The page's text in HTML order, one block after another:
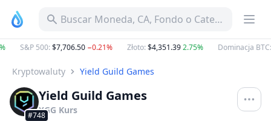
Buscar Moneda, CA, Fondo o Categoría
S&P 500:$7,706.50−0.21% Złoto:$4,351.392.75% Dominacja BTC:
Kryptowaluty Yield Guild Games
#748
Yield Guild Games
YGG Kurs